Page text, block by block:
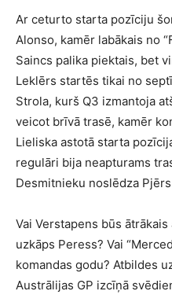
Ar ceturto starta pozīciju
Alonso, kamēr labākais no
Saincs palika piektais, bet
Leklērs startēs tikai no
Strola, kurš Q3 izmantoja
veicot brīvā trasē, kamēr
Lieliska astotā starta
regulāri bija neapturams
Desmitnieku noslēdza
Vai Verstapens būs
uzkāps Peress? Vai
komandas godu? Atbildes
Austrālijas GP izcīņā